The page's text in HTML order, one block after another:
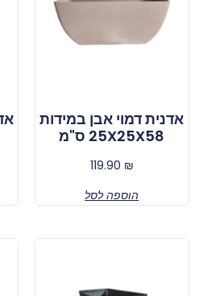
אדנית דמוי אבן במידות
25X25X58 ס"מ
119.90 ₪
הוספה לסל